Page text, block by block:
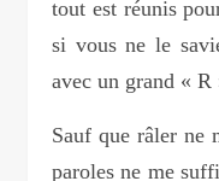
tout est réunis
si vous ne le
avec un grand « R
Sauf que râler ne
paroles ne me